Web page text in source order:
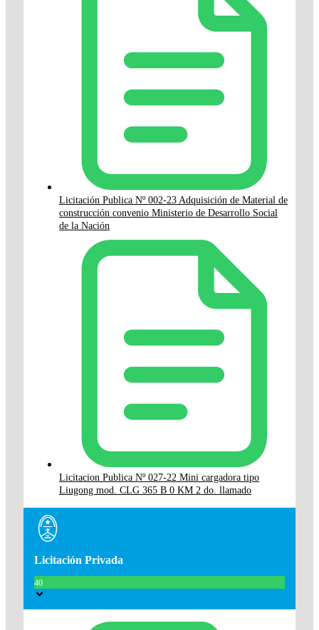
Licitación Publica Nº 002-23 Adquisición de Material de
construcción convenio Ministerio de Desarrollo Social
de la Nación
Licitacion Publica Nº 027-22 Mini cargadora tipo
Liugong mod. CLG 365 B 0 KM 2 do. llamado
Licitación Privada
40